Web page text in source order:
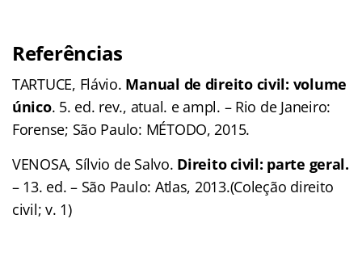
Referências
TARTUCE, Flávio. Manual de direito civil: volume
único. 5. ed. rev., atual. e ampl. – Rio de Janeiro:
Forense; São Paulo: MÉTODO, 2015.
VENOSA, Sílvio de Salvo. Direito civil: parte geral.
– 13. ed. – São Paulo: Atlas, 2013.(Coleção direito
civil; v. 1)